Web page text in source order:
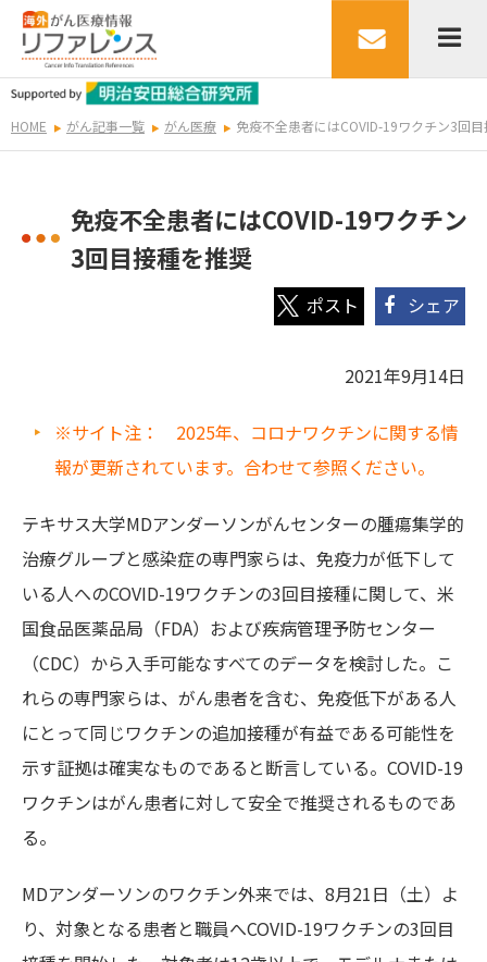
HOME がん記事一覧 がん医療 免疫不全患者にはCOVID-19ワクチン3回
免疫不全患者にはCOVID-19ワクチン
3回目接種を推奨
シェア
2021年9月14日
※サイト注： 2025年、コロナワクチンに関する情
報が更新されています。合わせて参照ください。
テキサス大学MDアンダーソンがんセンターの腫瘍集学的
治療グループと感染症の専門家らは、免疫力が低下して
いる人へのCOVID-19ワクチンの3回目接種に関して、米
国食品医薬品局（FDA）および疾病管理予防センター
（CDC）から入手可能なすべてのデータを検討した。こ
れらの専門家らは、がん患者を含む、免疫低下がある人
にとって同じワクチンの追加接種が有益である可能性を
示す証拠は確実なものであると断言している。COVID-19
ワクチンはがん患者に対して安全で推奨されるものであ
る。
MDアンダーソンのワクチン外来では、8月21日（土）よ
り、対象となる患者と職員へCOVID-19ワクチンの3回目